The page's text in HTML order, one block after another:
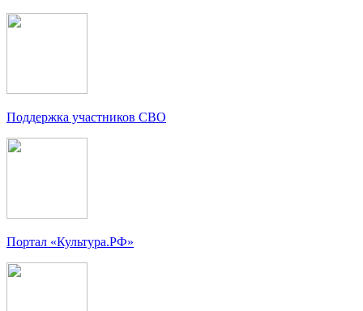
Поддержка участников СВО
Портал «Культура.РФ»